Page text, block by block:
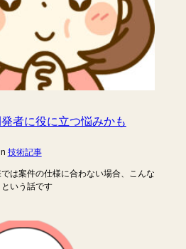
者に役に立つ悩みかも
技術記事
は案件の仕様に合わない場合、こんな
いう話です